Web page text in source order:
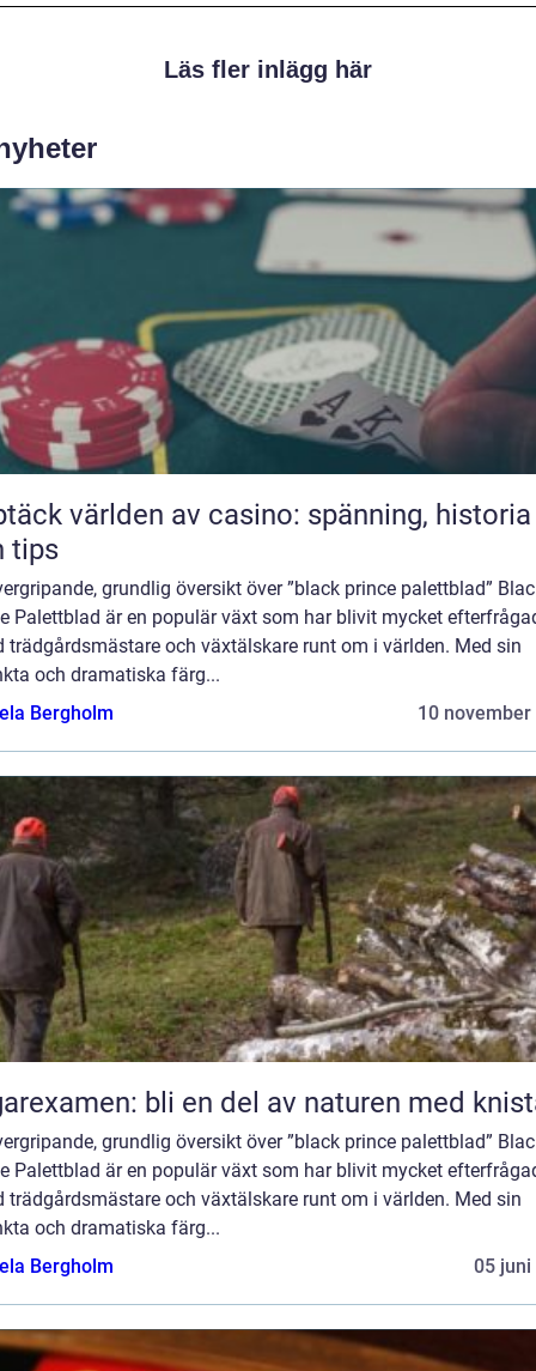
Läs fler inlägg här
världen av casino: spänning, historia
tips
grundlig översikt över ”black prince palettblad”
Palettblad är en populär växt som har blivit mycket
trädgårdsmästare och växtälskare runt om i världen. Med sin
och dramatiska färg...
Bergholm
10 november
bli en del av naturen med
grundlig översikt över ”black prince palettblad”
Palettblad är en populär växt som har blivit mycket
trädgårdsmästare och växtälskare runt om i världen. Med sin
och dramatiska färg...
Bergholm
05 juni